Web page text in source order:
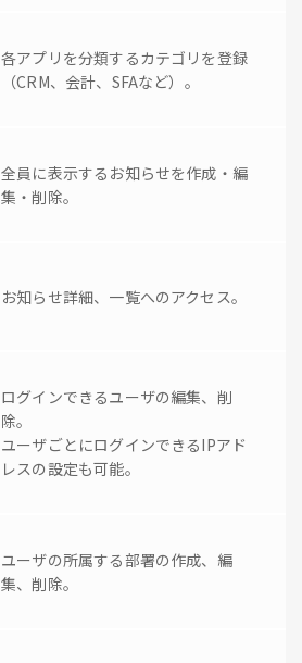
各アプリを分類するカテゴリを登録
（CRM、会計、SFAなど）。
全員に表示するお知らせを作成・編
集・削除。
お知らせ詳細、一覧へのアクセス。
ログインできるユーザの編集、削
除。
ユーザごとにログインできるIPアド
レスの設定も可能。
ユーザの所属する部署の作成、編
集、削除。